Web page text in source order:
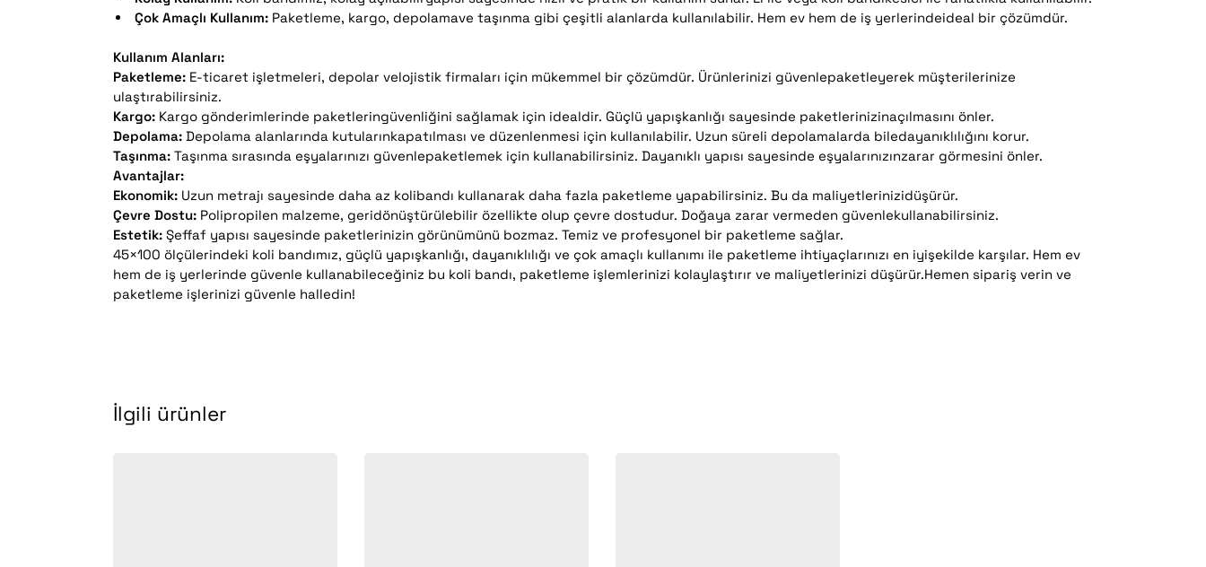
Çok Amaçlı Kullanım: Paketleme, kargo, depolamave taşınma gibi çeşitli alanlarda kullanılabilir. Hem ev hem de iş yerlerindeideal bir çözümdür.
Kullanım Alanları:
Paketleme: E-ticaret işletmeleri, depolar velojistik firmaları için mükemmel bir çözümdür. Ürünlerinizi güvenlepaketleyerek müşterilerinize
ulaştırabilirsiniz.
Kargo: Kargo gönderimlerinde paketleringüvenliğini sağlamak için idealdir. Güçlü yapışkanlığı sayesinde paketlerinizinaçılmasını önler.
Depolama: Depolama alanlarında kutularınkapatılması ve düzenlenmesi için kullanılabilir. Uzun süreli depolamalarda biledayanıklılığını korur.
Taşınma: Taşınma sırasında eşyalarınızı güvenlepaketlemek için kullanabilirsiniz. Dayanıklı yapısı sayesinde eşyalarınızınzarar görmesini önler.
Avantajlar:
Ekonomik: Uzun metrajı sayesinde daha az kolibandı kullanarak daha fazla paketleme yapabilirsiniz. Bu da maliyetlerinizidüşürür.
Çevre Dostu: Polipropilen malzeme, geridönüştürülebilir özellikte olup çevre dostudur. Doğaya zarar vermeden güvenlekullanabilirsiniz.
Estetik: Şeffaf yapısı sayesinde paketlerinizin görünümünü bozmaz. Temiz ve profesyonel bir paketleme sağlar.
45×100 ölçülerindeki koli bandımız, güçlü yapışkanlığı, dayanıklılığı ve çok amaçlı kullanımı ile paketleme ihtiyaçlarınızı en iyişekilde karşılar. Hem ev
hem de iş yerlerinde güvenle kullanabileceğiniz bu koli bandı, paketleme işlemlerinizi kolaylaştırır ve maliyetlerinizi düşürür.Hemen sipariş verin ve
paketleme işlerinizi güvenle halledin!
İlgili ürünler